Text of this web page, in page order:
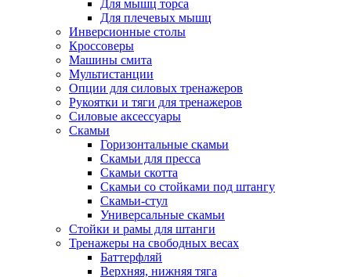
Для мышц торса
Для плечевых мышц
Инверсионные столы
Кроссоверы
Машины смита
Мультистанции
Опции для силовых тренажеров
Рукоятки и тяги для тренажеров
Силовые аксессуары
Скамьи
Горизонтальные скамьи
Скамьи для пресса
Скамьи скотта
Скамьи со стойками под штангу
Скамьи-стул
Универсальные скамьи
Стойки и рамы для штанги
Тренажеры на свободных весах
Баттерфляй
Верхняя, нижняя тяга